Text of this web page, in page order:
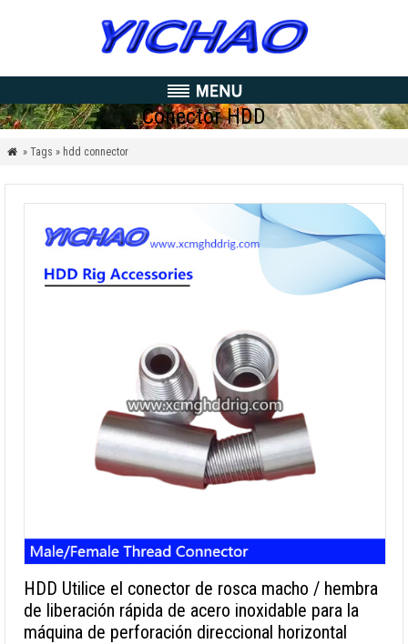
Conector HDD
 » Tags » hdd connector
HDD Utilice el conector de rosca macho / hembra
de liberación rápida de acero inoxidable para la
máquina de perforación direccional horizontal